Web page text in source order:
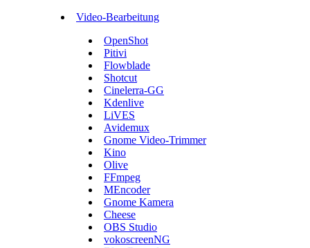
Video-Bearbeitung
OpenShot
Pitivi
Flowblade
Shotcut
Cinelerra-GG
Kdenlive
LiVES
Avidemux
Gnome Video-Trimmer
Kino
Olive
FFmpeg
MEncoder
Gnome Kamera
Cheese
OBS Studio
vokoscreenNG